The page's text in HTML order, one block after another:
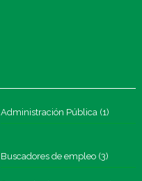
Administración Pública (1)
Buscadores de empleo (3)